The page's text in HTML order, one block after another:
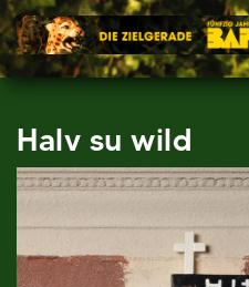
Skip
to
content
Halv su wild